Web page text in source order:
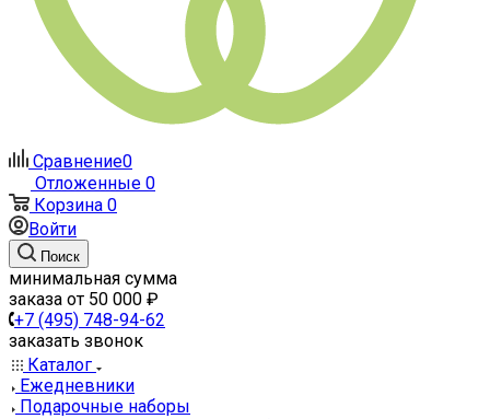
Сравнение0
Отложенные 0
Корзина 0
Войти
Поиск
минимальная сумма
заказа от 50 000 ₽
+7 (495) 748-94-62
заказать звонок
Каталог
Ежедневники
Подарочные наборы